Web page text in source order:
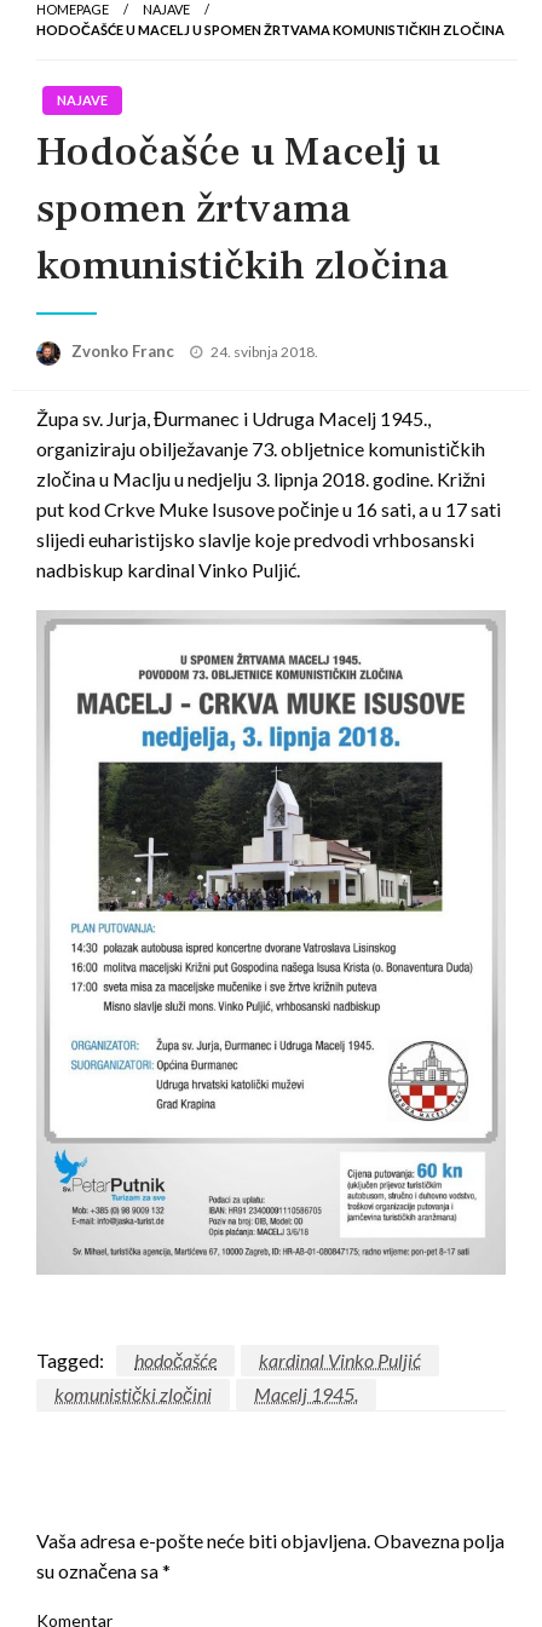
HOMEPAGE
NAJAVE
HODOČAŠĆE U MACELJ U SPOMEN ŽRTVAMA KOMUNISTIČKIH ZLOČINA
NAJAVE
Hodočašće u Macelj u
spomen žrtvama
komunističkih zločina
Zvonko Franc
Posted
24. svibnja 2018.
Župa sv. Jurja, Đurmanec i Udruga Macelj 1945.,
organiziraju obilježavanje 73. obljetnice komunističkih
zločina u Maclju u nedjelju 3. lipnja 2018. godine. Križni
put kod Crkve Muke Isusove počinje u 16 sati, a u 17 sati
slijedi euharistijsko slavlje koje predvodi vrhbosanski
nadbiskup kardinal Vinko Puljić.
Tagged: hodočašće
kardinal Vinko Puljić
komunistički zločini
Macelj 1945.
Vaša adresa e-pošte neće biti objavljena. Obavezna polja
su označena sa*
Komentar